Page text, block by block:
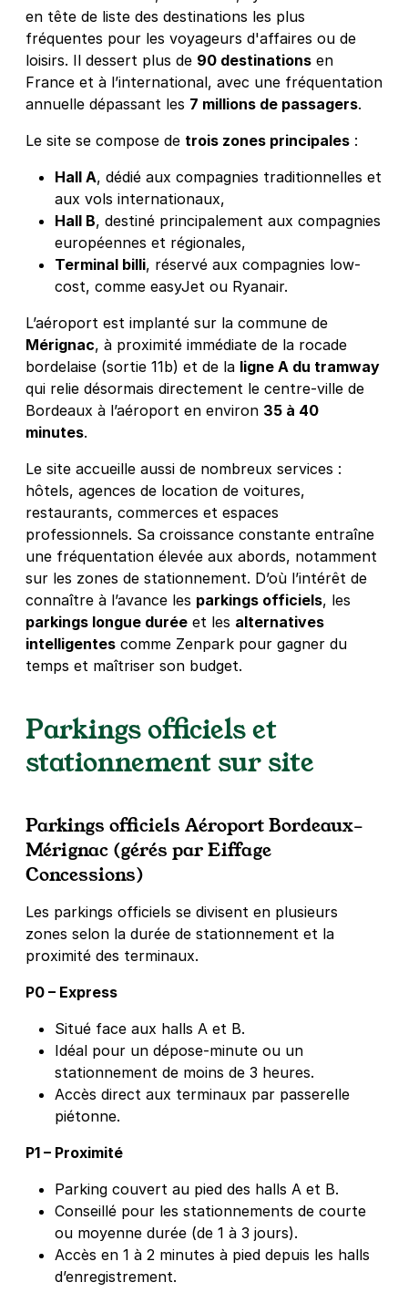
en tête de liste des destinations les plus
fréquentes pour les voyageurs d'affaires ou de
loisirs. Il dessert plus de 90 destinations en
France et à l’international, avec une fréquentation
annuelle dépassant les 7 millions de passagers.
Le site se compose de trois zones principales :
Hall A, dédié aux compagnies traditionnelles et
aux vols internationaux,
Hall B, destiné principalement aux compagnies
européennes et régionales,
Terminal billi, réservé aux compagnies low-
cost, comme easyJet ou Ryanair.
L’aéroport est implanté sur la commune de
Mérignac, à proximité immédiate de la rocade
bordelaise (sortie 11b) et de la ligne A du tramway
qui relie désormais directement le centre-ville de
Bordeaux à l’aéroport en environ 35 à 40
minutes.
Le site accueille aussi de nombreux services :
hôtels, agences de location de voitures,
restaurants, commerces et espaces
professionnels. Sa croissance constante entraîne
une fréquentation élevée aux abords, notamment
sur les zones de stationnement. D’où l’intérêt de
connaître à l’avance les parkings officiels, les
parkings longue durée et les alternatives
intelligentes comme Zenpark pour gagner du
temps et maîtriser son budget.
Parkings officiels et
stationnement sur site
Parkings officiels Aéroport Bordeaux–
Mérignac (gérés par Eiffage
Concessions)
Les parkings officiels se divisent en plusieurs
zones selon la durée de stationnement et la
proximité des terminaux.
P0 – Express
Situé face aux halls A et B.
Idéal pour un dépose-minute ou un
stationnement de moins de 3 heures.
Accès direct aux terminaux par passerelle
piétonne.
P1 – Proximité
Parking couvert au pied des halls A et B.
Conseillé pour les stationnements de courte
ou moyenne durée (de 1 à 3 jours).
Accès en 1 à 2 minutes à pied depuis les halls
d’enregistrement.